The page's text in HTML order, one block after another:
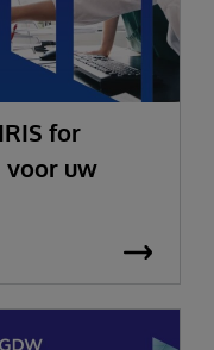
for
voor uw